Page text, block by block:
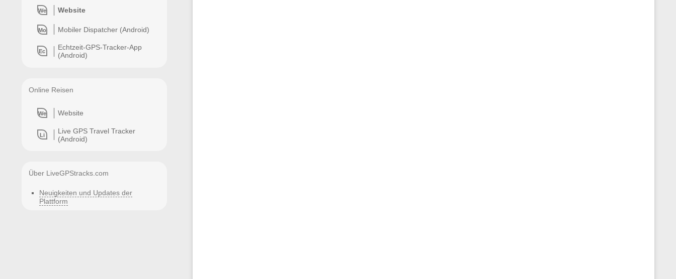
We Website
Mo Mobiler Dispatcher (Android)
Ec
Echtzeit-GPS-Tracker-App
(Android)
Online Reisen
We Website
Li
Live GPS Travel Tracker
(Android)
Über LiveGPStracks.com
Neuigkeiten und Updates der
Plattform